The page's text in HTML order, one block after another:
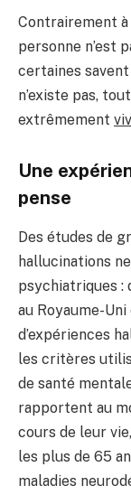
Contrairement à
personne n’est
certaines savent
n’existe pas,
extrêmement
Une
pense
Des études de
hallucinations
psychiatriques :
au Royaume-
d’expériences
les critères
de santé
rapportent au
cours de leur
les plus de 65
maladies